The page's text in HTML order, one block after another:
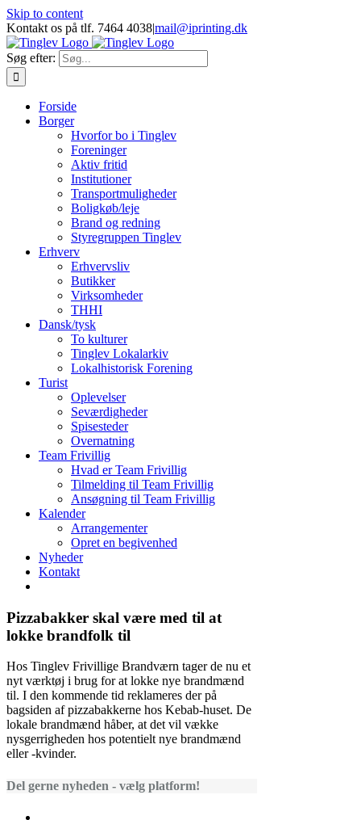
Skip to content
Kontakt os på tlf. 7464 4038|mail@iprinting.dk
Søg efter:
Forside
Borger
Hvorfor bo i Tinglev
Foreninger
Aktiv fritid
Institutioner
Transportmuligheder
Boligkøb/leje
Brand og redning
Styregruppen Tinglev
Erhverv
Erhvervsliv
Butikker
Virksomheder
THHI
Dansk/tysk
To kulturer
Tinglev Lokalarkiv
Lokalhistorisk Forening
Turist
Oplevelser
Seværdigheder
Spisesteder
Overnatning
Team Frivillig
Hvad er Team Frivillig
Tilmelding til Team Frivillig
Ansøgning til Team Frivillig
Kalender
Arrangementer
Opret en begivenhed
Nyheder
Kontakt
Pizzabakker skal være med til at
lokke brandfolk til
Hos Tinglev Frivillige Brandværn tager de nu et
nyt værktøj i brug for at lokke nye brandmænd
til. I den kommende tid reklameres der på
bagsiden af pizzabakkerne hos Kebab-huset. De
lokale brandmænd håber, at det vil vække
nysgerrigheden hos potentielt nye brandmænd
eller -kvinder.
Del gerne nyheden - vælg platform!